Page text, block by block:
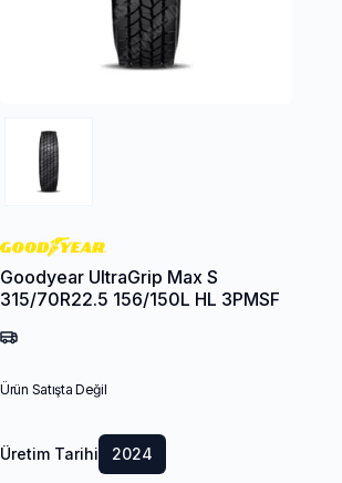
Goodyear UltraGrip Max S
315/70R22.5 156/150L HL 3PMSF
Ürün Satışta Değil
Üretim Tarihi 2024